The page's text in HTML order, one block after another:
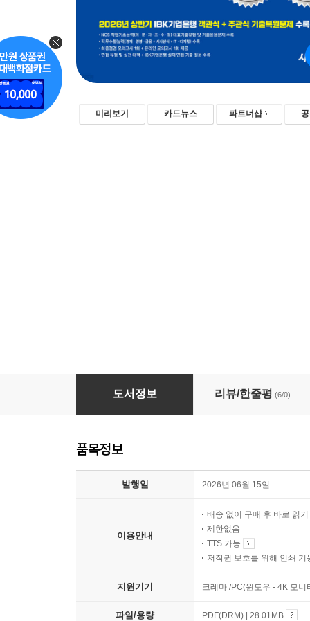
미리보기 카드뉴스 파트너샵
2026 하반기 시대에듀 All-New IBK기업은행
도서정보 리뷰/한줄평 (6/0)
품목정보
발행일 2026년 06월 15일
이용안내
배송 없이 구매 후 바로 읽기
제한없음
TTS 가능
저작권 보호를 위해 인쇄 기
지원기기 크레마 /PC(윈도우 - 4K 모
파일/용량 PDF(DRM) | 28.01MB